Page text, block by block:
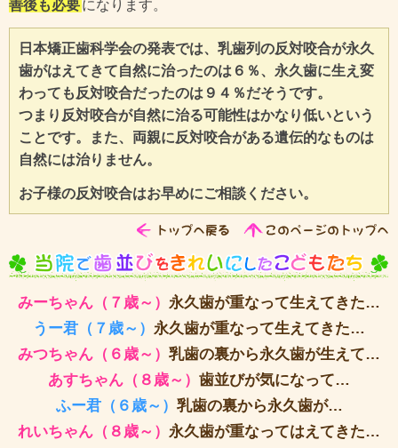
善後も必要になります。
日本矯正歯科学会の発表では、乳歯列の反対咬合が永久
歯がはえてきて自然に治ったのは６％、永久歯に生え変
わっても反対咬合だったのは９４％だそうです。
つまり反対咬合が自然に治る可能性はかなり低いという
ことです。また、両親に反対咬合がある遺伝的なものは
自然には治りません。
お子様の反対咬合はお早めにご相談ください。
みーちゃん（７歳～） 永久歯が重なって生えてきた…
うー君（７歳～） 永久歯が重なって生えてきた…
みつちゃん（６歳～） 乳歯の裏から永久歯が生えて…
あすちゃん（８歳～） 歯並びが気になって…
ふー君（６歳～） 乳歯の裏から永久歯が…
れいちゃん（８歳～） 永久歯が重なってはえてきた…